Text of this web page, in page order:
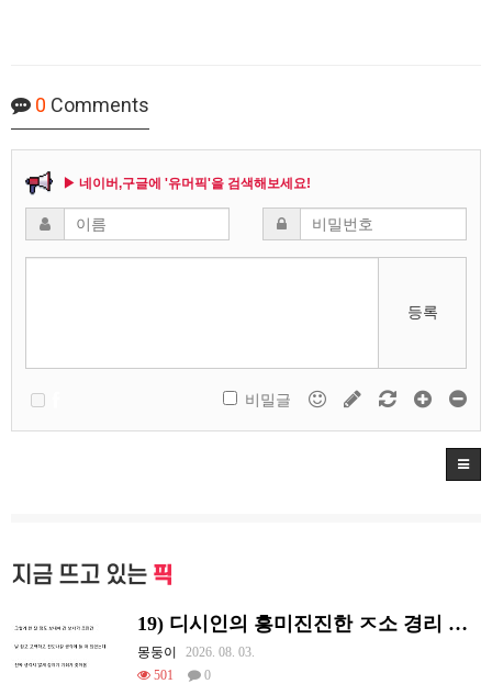
0 Comments
▶ 네이버,구글에 '유머픽'을 검색해보세요!
등록
비밀글
지금 뜨고 있는 픽
19) 디시인의 흥미진진한 ㅈ소 경리 ㄸ먹은 썰
몽둥이
2026. 08. 03.
501
0